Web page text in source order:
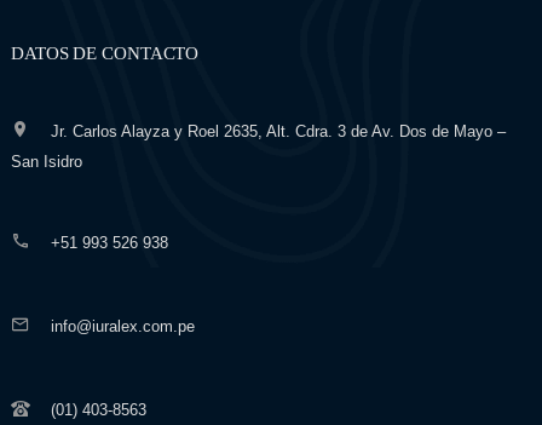
DATOS DE CONTACTO
Jr. Carlos Alayza y Roel 2635, Alt. Cdra. 3 de Av. Dos de Mayo –
San Isidro
+51 993 526 938
info@iuralex.com.pe
(01) 403-8563